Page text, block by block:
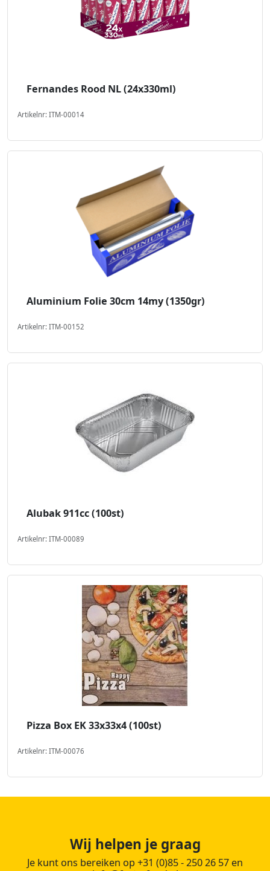
Fernandes Rood NL (24x330ml)
Artikelnr: ITM-00014
Aluminium Folie 30cm 14my (1350gr)
Artikelnr: ITM-00152
Alubak 911cc (100st)
Artikelnr: ITM-00089
Pizza Box EK 33x33x4 (100st)
Artikelnr: ITM-00076
Wij helpen je graag
Je kunt ons bereiken op +31 (0)85 - 250 26 57 en